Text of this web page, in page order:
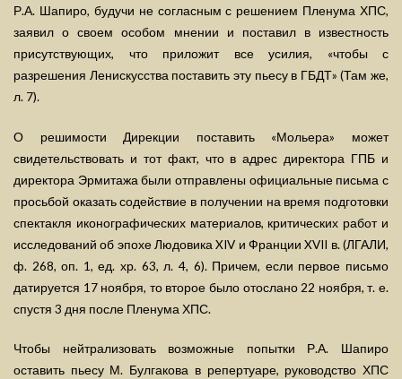
Р.А. Шапиро, будучи не согласным с решением Пленума ХПС,
заявил о своем особом мнении и поставил в известность
присутствующих, что приложит все усилия, «чтобы с
разрешения Ленискусства поставить эту пьесу в ГБДТ» (Там же,
л. 7).
О решимости Дирекции поставить «Мольера» может
свидетельствовать и тот факт, что в адрес директора ГПБ и
директора Эрмитажа были отправлены официальные письма с
просьбой оказать содействие в получении на время подготовки
спектакля иконографических материалов, критических работ и
исследований об эпохе Людовика XIV и Франции XVII в. (ЛГАЛИ,
ф. 268, оп. 1, ед. хр. 63, л. 4, 6). Причем, если первое письмо
датируется 17 ноября, то второе было отослано 22 ноября, т. е.
спустя 3 дня после Пленума ХПС.
Чтобы нейтрализовать возможные попытки Р.А. Шапиро
оставить пьесу М. Булгакова в репертуаре, руководство ХПС